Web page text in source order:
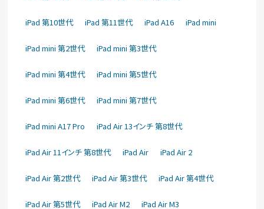
iPad 第10世代 iPad 第11世代 iPad A16 iPad mini
iPad mini 第2世代 iPad mini 第3世代
iPad mini 第4世代 iPad mini 第5世代
iPad mini 第6世代 iPad mini 第7世代
iPad mini A17 Pro iPad Air 13インチ 第8世代
iPad Air 11インチ 第8世代 iPad Air iPad Air 2
iPad Air 第2世代 iPad Air 第3世代 iPad Air 第4世代
iPad Air 第5世代 iPad Air M2 iPad Air M3